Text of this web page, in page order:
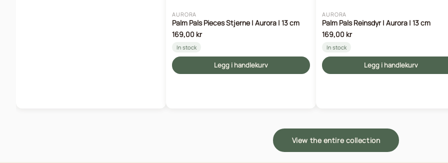
AURORA
Palm Pals Pieces Stjerne | Aurora | 13 cm
169,00 kr
In stock
Legg i handlekurv
AURORA
Palm Pals Reinsdyr | Aurora | 13 cm
169,00 kr
In stock
Legg i handlekurv
View the entire collection